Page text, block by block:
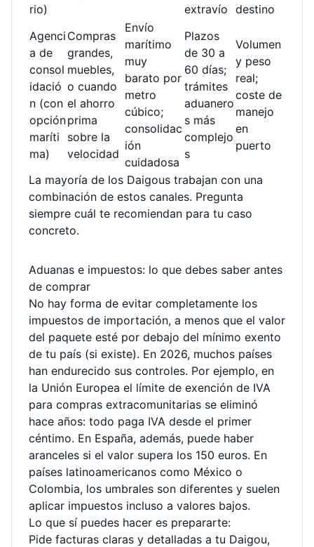
rio)
extravío destino
Agenci
a de
consol
idació
n (con
opción
maríti
ma)
Compras
grandes,
muebles,
o cuando
el ahorro
prima
sobre la
velocidad
Envío
marítimo
muy
barato por
metro
cúbico;
consolidac
ión
cuidadosa
Plazos
de 30 a
60 días;
trámites
aduanero
s más
complejo
s
Volumen
y peso
real;
coste de
manejo
en
puerto
La mayoría de los Daigous trabajan con una
combinación de estos canales. Pregunta
siempre cuál te recomiendan para tu caso
concreto.
Aduanas e impuestos: lo que debes saber antes
de comprar
No hay forma de evitar completamente los
impuestos de importación, a menos que el valor
del paquete esté por debajo del mínimo exento
de tu país (si existe). En 2026, muchos países
han endurecido sus controles. Por ejemplo, en
la Unión Europea el límite de exención de IVA
para compras extracomunitarias se eliminó
hace años: todo paga IVA desde el primer
céntimo. En España, además, puede haber
aranceles si el valor supera los 150 euros. En
países latinoamericanos como México o
Colombia, los umbrales son diferentes y suelen
aplicar impuestos incluso a valores bajos.
Lo que sí puedes hacer es prepararte:
Pide facturas claras y detalladas a tu Daigou,